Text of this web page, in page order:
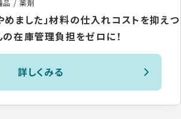
品 / 薬剤
めました」材料の仕入れコストを抑えつ
の在庫管理負担をゼロに！
詳しくみる